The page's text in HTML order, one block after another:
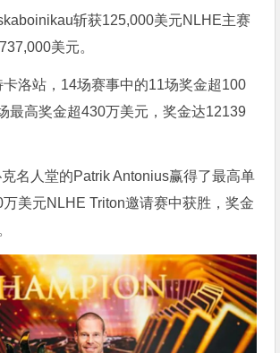
斩获125,000美元NLHE主赛
美元。
卡洛站，14场赛事中的11场奖金超100
最高奖金超430万美元，奖金达12139
名人堂的Patrik Antonius赢得了最高单
美元NLHE Triton邀请赛中获胜，奖金